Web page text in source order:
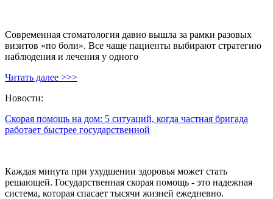
Современная стоматология давно вышла за рамки разовых
визитов «по боли». Все чаще пациенты выбирают стратегию
наблюдения и лечения у одного
Читать далее >>>
Новости:
Скорая помощь на дом: 5 ситуаций, когда частная бригада
работает быстрее государственной
Каждая минута при ухудшении здоровья может стать
решающей. Государственная скорая помощь - это надежная
система, которая спасает тысячи жизней ежедневно.